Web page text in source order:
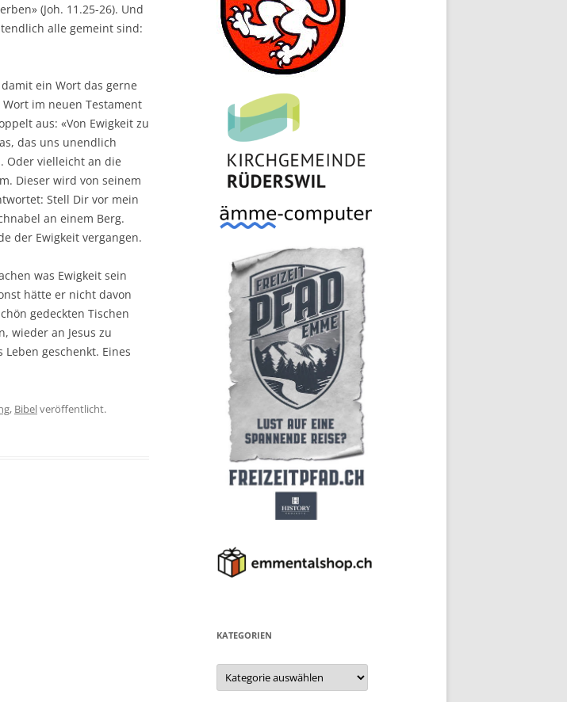
(Joh. 11.25-26). Und
alle gemeint sind:
ein Wort das gerne
im neuen Testament
aus: «Von Ewigkeit zu
das uns unendlich
Oder vielleicht an die
Dieser wird von seinem
Stell Dir vor mein
an einem Berg.
der Ewigkeit vergangen.
was Ewigkeit sein
hätte er nicht davon
gedeckten Tischen
wieder an Jesus zu
geschenkt. Eines
, Bibelveröffentlicht.
KATEGORIEN
Kategorien